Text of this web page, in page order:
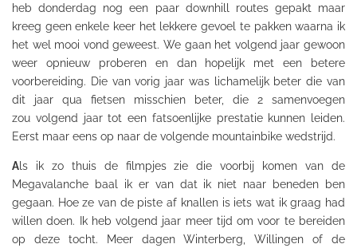
heb donderdag nog een paar downhill routes gepakt maar
kreeg geen enkele keer het lekkere gevoel te pakken waarna ik
het wel mooi vond geweest. We gaan het volgend jaar gewoon
weer opnieuw proberen en dan hopelijk met een betere
voorbereiding. Die van vorig jaar was lichamelijk beter die van
dit jaar qua fietsen misschien beter, die 2 samenvoegen
zou volgend jaar tot een fatsoenlijke prestatie kunnen leiden.
Eerst maar eens op naar de volgende mountainbike wedstrijd.
Als ik zo thuis de filmpjes zie die voorbij komen van de
Megavalanche baal ik er van dat ik niet naar beneden ben
gegaan. Hoe ze van de piste af knallen is iets wat ik graag had
willen doen. Ik heb volgend jaar meer tijd om voor te bereiden
op deze tocht. Meer dagenWinterberg ,Willingen of de